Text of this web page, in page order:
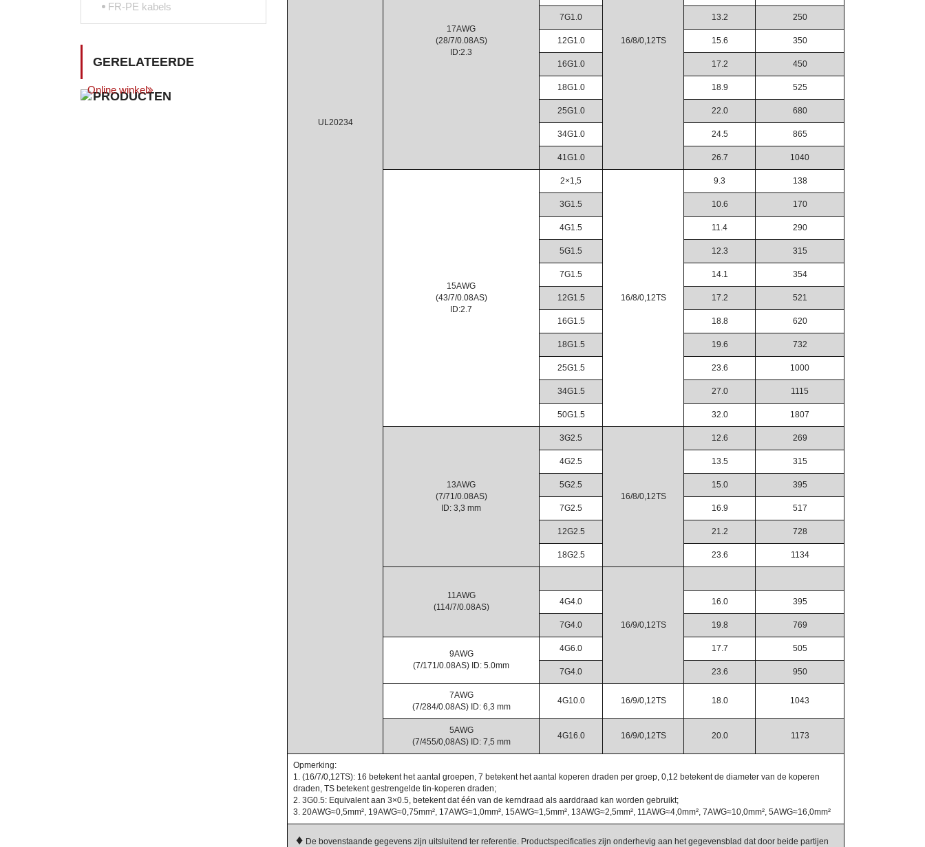
UL20234
17AWG
(28/7/0.08AS)
ID:2.3
16/8/0,12TS
7G1.0 13.2 250
12G1.0 15.6 350
16G1.0 17.2 450
18G1.0 18.9 525
25G1.0 22.0 680
34G1.0 24.5 865
41G1.0 26.7 1040
15AWG
(43/7/0.08AS)
ID:2.7
2×1,5
16/8/0,12TS
9.3 138
3G1.5 10.6 170
4G1.5 11.4 290
5G1.5 12.3 315
7G1.5 14.1 354
12G1.5 17.2 521
16G1.5 18.8 620
18G1.5 19.6 732
25G1.5 23.6 1000
34G1.5 27.0 1115
50G1.5 32.0 1807
13AWG
(7/71/0.08AS)
ID: 3,3 mm
3G2.5
16/8/0,12TS
12.6 269
4G2.5 13.5 315
5G2.5 15.0 395
7G2.5 16.9 517
12G2.5 21.2 728
18G2.5 23.6 1134
11AWG
(114/7/0.08AS)
16/9/0,12TS
4G4.0 16.0 395
7G4.0 19.8 769
9AWG
(7/171/0.08AS) ID: 5.0mm
4G6.0 17.7 505
7G4.0 23.6 950
7AWG
(7/284/0.08AS) ID: 6,3 mm
4G10.0 16/9/0,12TS 18.0 1043
5AWG
(7/455/0,08AS) ID: 7,5 mm
4G16.0 16/9/0,12TS 20.0 1173
Opmerking:
1. (16/7/0,12TS): 16 betekent het aantal groepen, 7 betekent het aantal koperen draden per groep, 0,12 betekent de diameter van de koperen
draden, TS betekent gestrengelde tin-koperen draden;
2. 3G0.5: Equivalent aan 3×0.5, betekent dat één van de kerndraad als aarddraad kan worden gebruikt;
3. 20AWG≈0,5mm², 19AWG≈0,75mm², 17AWG≈1,0mm², 15AWG≈1,5mm², 13AWG≈2,5mm², 11AWG≈4,0mm², 7AWG≈10,0mm², 5AWG≈16,0mm²
♦ De bovenstaande gegevens zijn uitsluitend ter referentie. Productspecificaties zijn onderhevig aan het gegevensblad dat door beide partijen
FR-PE kabels
GERELATEERDE
PRODUCTEN
Online winkel